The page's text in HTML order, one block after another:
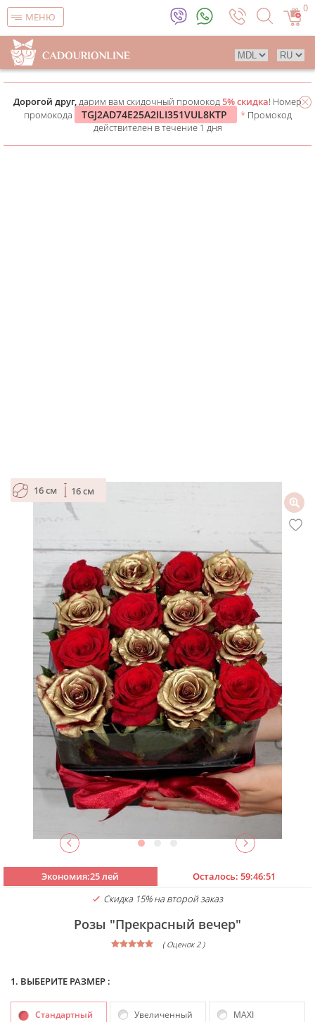
МЕНЮ
0
Дорогой друг,дарим вам скидочный промокод5% скидка! Номер
промокода
TGJ2AD74E25A2ILI351VUL8KTP * Промокод
действителен в течение 1 дня
16 см 16 см
Экономия:25 лей Осталось:59:46:50
Скидка 15% на второй заказ
Розы "Прекрасный вечер"
( Оценок 2 )
1. ВЫБЕРИТЕ РАЗМЕР :
Стандартный Увеличенный MAXI